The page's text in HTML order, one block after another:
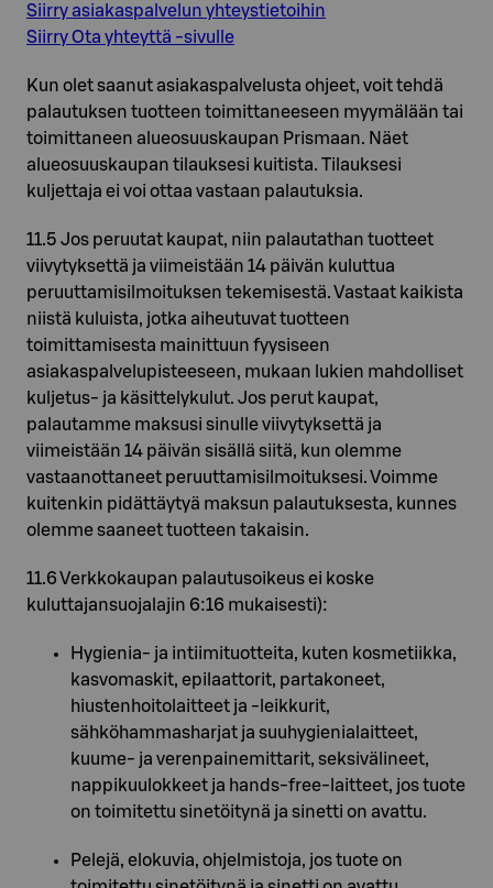
Siirry asiakaspalvelun yhteystietoihin
Siirry Ota yhteyttä -sivulle
Kun olet saanut asiakaspalvelusta ohjeet, voit tehdä
palautuksen tuotteen toimittaneeseen myymälään tai
toimittaneen alueosuuskaupan Prismaan. Näet
alueosuuskaupan tilauksesi kuitista. Tilauksesi
kuljettaja ei voi ottaa vastaan palautuksia.
11.5 Jos peruutat kaupat, niin palautathan tuotteet
viivytyksettä ja viimeistään 14 päivän kuluttua
peruuttamisilmoituksen tekemisestä. Vastaat kaikista
niistä kuluista, jotka aiheutuvat tuotteen
toimittamisesta mainittuun fyysiseen
asiakaspalvelupisteeseen, mukaan lukien mahdolliset
kuljetus- ja käsittelykulut. Jos perut kaupat,
palautamme maksusi sinulle viivytyksettä ja
viimeistään 14 päivän sisällä siitä, kun olemme
vastaanottaneet peruuttamisilmoituksesi. Voimme
kuitenkin pidättäytyä maksun palautuksesta, kunnes
olemme saaneet tuotteen takaisin.
11.6 Verkkokaupan palautusoikeus ei koske
kuluttajansuojalajin 6:16 mukaisesti):
Hygienia- ja intiimituotteita, kuten kosmetiikka,
kasvomaskit, epilaattorit, partakoneet,
hiustenhoitolaitteet ja -leikkurit,
sähköhammasharjat ja suuhygienialaitteet,
kuume- ja verenpainemittarit, seksivälineet,
nappikuulokkeet ja hands-free-laitteet, jos tuote
on toimitettu sinetöitynä ja sinetti on avattu.
Pelejä, elokuvia, ohjelmistoja, jos tuote on